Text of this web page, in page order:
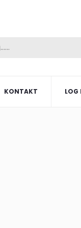
KONTAKT LOG